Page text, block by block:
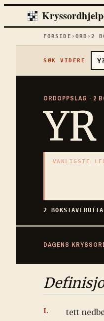
FORSIDE › ORD ›2
SØK VIDERE
ORDOPPSLAG · 2
YR
VANLIGSTE
2 BOKSTAVER
DAGENS
tett